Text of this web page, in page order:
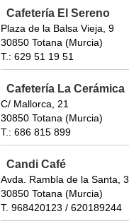
Cafetería El Sereno
Plaza de la Balsa Vieja, 9
30850 Totana (Murcia)
T.: 629 51 19 51
Cafetería La Cerámica
C/ Mallorca, 21
30850 Totana (Murcia)
T.: 686 815 899
Candi Café
Avda. Rambla de la Santa, 3
30850 Totana (Murcia)
T. 968420123 / 620189244